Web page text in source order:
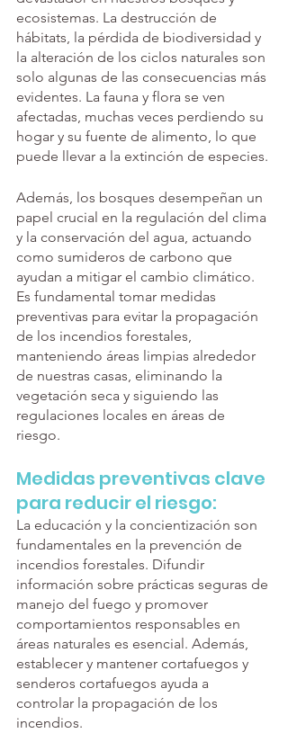
ecosistemas. La destrucción de
hábitats, la pérdida de biodiversidad y
la alteración de los ciclos naturales son
solo algunas de las consecuencias más
evidentes. La fauna y flora se ven
afectadas, muchas veces perdiendo su
hogar y su fuente de alimento, lo que
puede llevar a la extinción de especies.
Además, los bosques desempeñan un
papel crucial en la regulación del clima
y la conservación del agua, actuando
como sumideros de carbono que
ayudan a mitigar el cambio climático.
Es fundamental tomar medidas
preventivas para evitar la propagación
de los incendios forestales,
manteniendo áreas limpias alrededor
de nuestras casas, eliminando la
vegetación seca y siguiendo las
regulaciones locales en áreas de
riesgo.
Medidas preventivas clave
para reducir el riesgo:
La educación y la concientización son
fundamentales en la prevención de
incendios forestales. Difundir
información sobre prácticas seguras de
manejo del fuego y promover
comportamientos responsables en
áreas naturales es esencial. Además,
establecer y mantener cortafuegos y
senderos cortafuegos ayuda a
controlar la propagación de los
incendios.